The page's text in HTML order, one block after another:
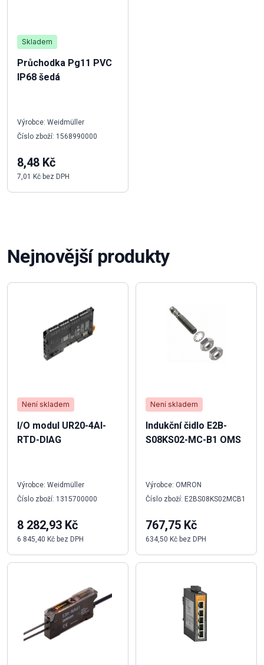
Skladem
Průchodka Pg11 PVC
IP68 šedá
Výrobce: Weidmüller
Číslo zboží: 1568990000
8,48 Kč
7,01 Kč bez DPH
Nejnovější produkty
Není skladem
I/O modul UR20-4AI-
RTD-DIAG
Výrobce: Weidmüller
Číslo zboží: 1315700000
8 282,93 Kč
6 845,40 Kč bez DPH
Není skladem
Indukční čidlo E2B-
S08KS02-MC-B1 OMS
Výrobce: OMRON
Číslo zboží: E2BS08KS02MCB1
767,75 Kč
634,50 Kč bez DPH